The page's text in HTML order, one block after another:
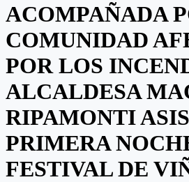
ACOMPAÑADA
COMUNIDAD
POR LOS
ALCALDESA
RIPAMONTI
PRIMERA
FESTIVAL DE